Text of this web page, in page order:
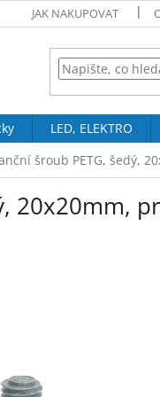
JAK NAKUPOVAT
LED, ELEKTRO
šroub PETG, šedý,
20x20mm,